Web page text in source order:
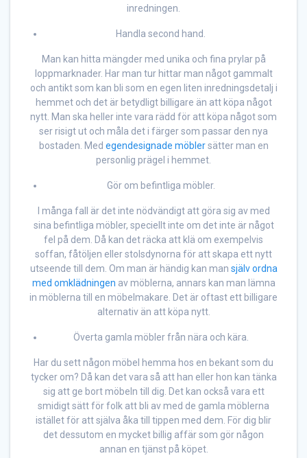
inredningen.
Handla second hand.
Man kan hitta mängder med unika och fina prylar på
loppmarknader. Har man tur hittar man något gammalt
och antikt som kan bli som en egen liten inredningsdetalj i
hemmet och det är betydligt billigare än att köpa något
nytt. Man ska heller inte vara rädd för att köpa något som
ser risigt ut och måla det i färger som passar den nya
bostaden. Med egendesignade möblersätter man en
personlig prägel i hemmet.
Gör om befintliga möbler.
I många fall är det inte nödvändigt att göra sig av med
sina befintliga möbler, speciellt inte om det inte är något
fel på dem. Då kan det räcka att klä om exempelvis
soffan, fåtöljen eller stolsdynorna för att skapa ett nytt
utseende till dem. Om man är händig kan man själv ordna
med omklädningen av möblerna, annars kan man lämna
in möblerna till en möbelmakare. Det är oftast ett billigare
alternativ än att köpa nytt.
Överta gamla möbler från nära och kära.
Har du sett någon möbel hemma hos en bekant som du
tycker om? Då kan det vara så att han eller hon kan tänka
sig att ge bort möbeln till dig. Det kan också vara ett
smidigt sätt för folk att bli av med de gamla möblerna
istället för att själva åka till tippen med dem. För dig blir
det dessutom en mycket billig affär som gör någon
annan en tjänst på köpet.